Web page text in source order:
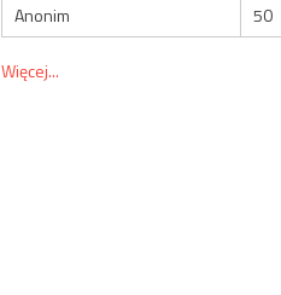
Anonim
50
Więcej...